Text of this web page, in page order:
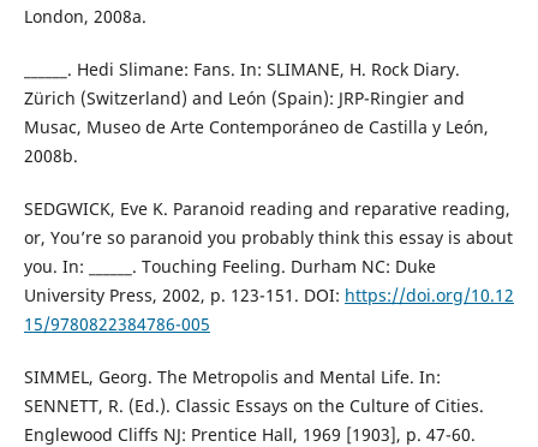
London, 2008a.
______. Hedi Slimane: Fans. In: SLIMANE, H. Rock Diary.
Zürich (Switzerland) and León (Spain): JRP-Ringier and
Musac, Museo de Arte Contemporáneo de Castilla y León,
2008b.
SEDGWICK, Eve K. Paranoid reading and reparative reading,
or, You’re so paranoid you probably think this essay is about
you. In: ______. Touching Feeling. Durham NC: Duke
University Press, 2002, p. 123-151. DOI: https://doi.org/10.12
15/9780822384786-005
SIMMEL, Georg. The Metropolis and Mental Life. In:
SENNETT, R. (Ed.). Classic Essays on the Culture of Cities.
Englewood Cliffs NJ: Prentice Hall, 1969 [1903], p. 47-60.